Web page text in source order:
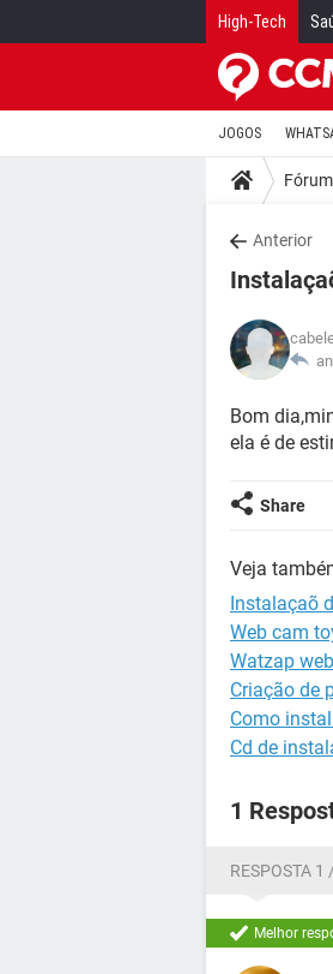
High-Tech
JOGOS
Fórum
Anterior
Bom
ela é de
Share
Veja
Instalaçaõ
Web cam
Watzap web
Criação de
Como
Cd de
1
RESPOSTA 1
Melhor